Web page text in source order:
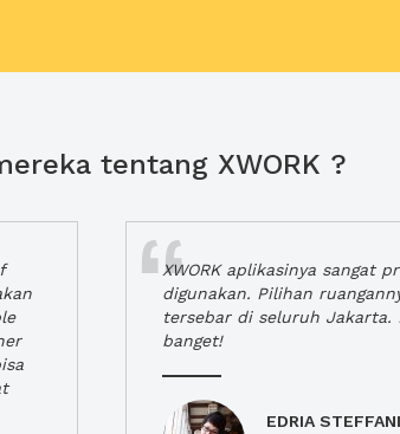
tentang XWORK ?
XWORK aplikasinya sangat
digunakan. Pilihan
tersebar di seluruh Jakarta.
banget!
EDRIA STEFFANI